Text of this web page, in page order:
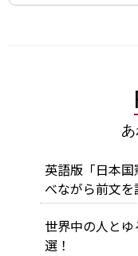
英語版「日本
べながら前文を
世界中の人と
選！